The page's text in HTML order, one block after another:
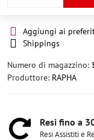
Aggiungi ai
Shippings
Numero di magazzino:
Produttore: RAPHA
Resi fino a
Resi Assistiti e